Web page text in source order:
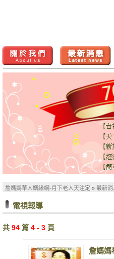
詹媽媽華人姻緣網-月下老人天注定 » 最新消
電視報導
共 94 篇 4 - 3 頁
詹媽媽